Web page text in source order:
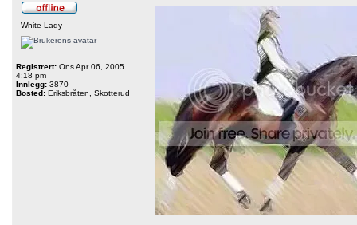
White Lady
Registrert: Ons Apr 06, 2005
4:18 pm
Innlegg: 3870
Bosted: Eriksbråten, Skotterud